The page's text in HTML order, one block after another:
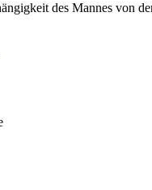
des Mannes von